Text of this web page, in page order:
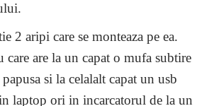
2 aripi care se monteaza pe ea.
care are la un capat o mufa subtire
si la celalalt capat un usb
laptop ori in incarcatorul de la un